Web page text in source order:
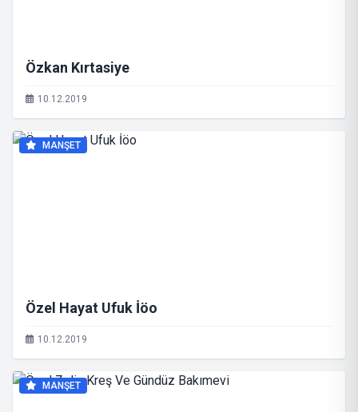
Özkan Kırtasiye
10.12.2019
MANŞET
Özel Hayat Ufuk İöo
10.12.2019
MANŞET